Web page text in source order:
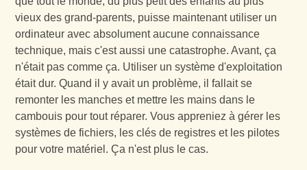
vieux des grand-parents, puisse maintenant utiliser un
ordinateur avec absolument aucune connaissance
technique, mais c'est aussi une catastrophe. Avant, ça
n'était pas comme ça. Utiliser un système d'exploitation
était dur. Quand il y avait un problème, il fallait se
remonter les manches et mettre les mains dans le
cambouis pour tout réparer. Vous appreniez à gérer les
systèmes de fichiers, les clés de registres et les pilotes
pour votre matériel. Ça n'est plus le cas.